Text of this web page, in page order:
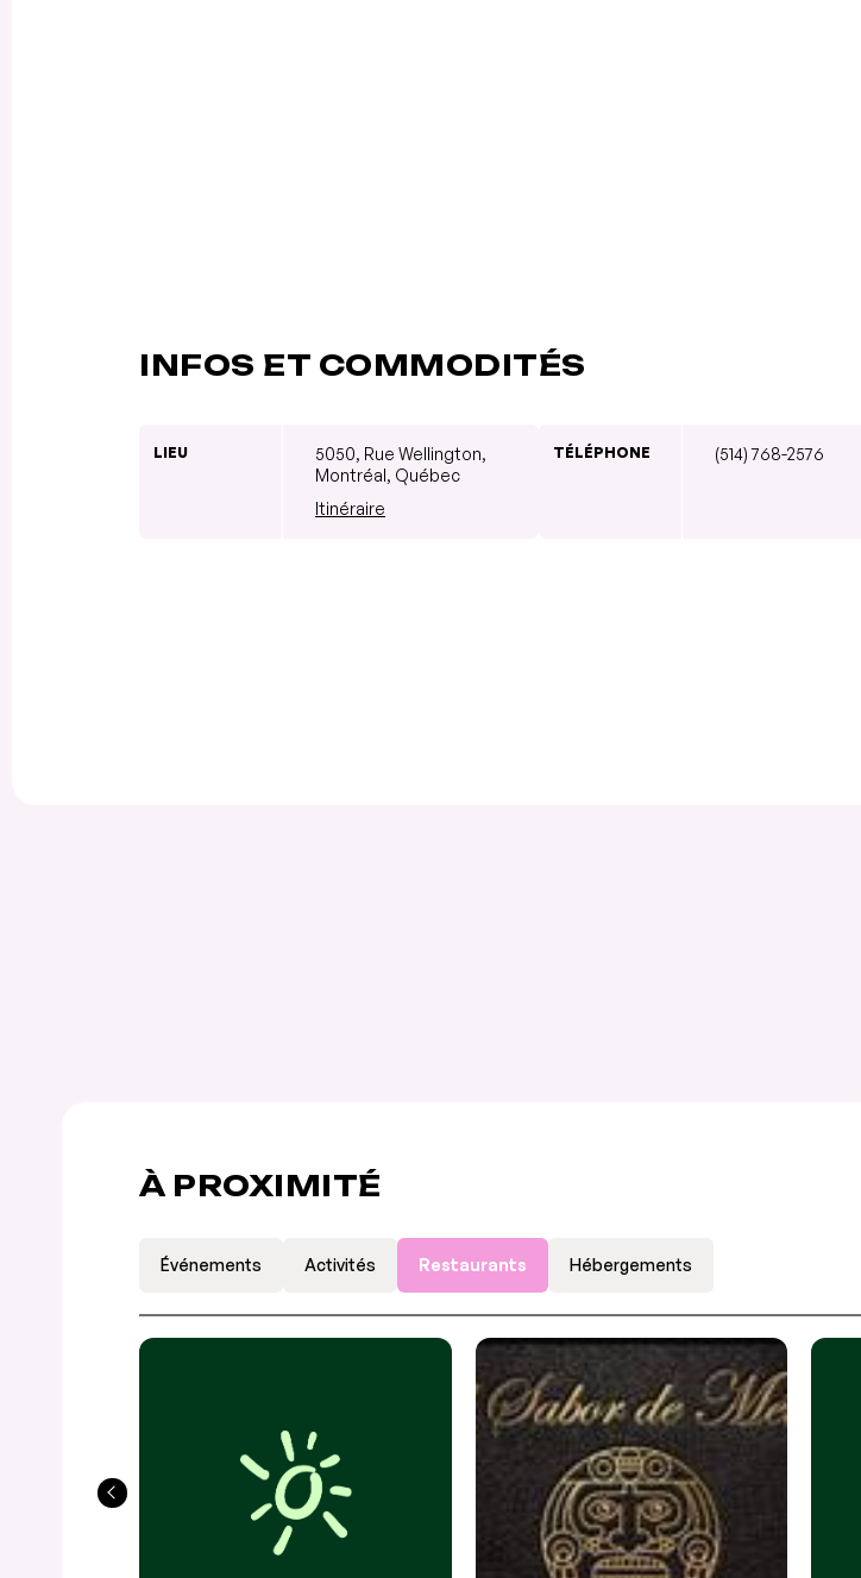
INFOS ET COMMODITÉS
LIEU
5050, Rue Wellington,
Montréal, Québec
Itinéraire
TÉLÉPHONE (514) 768-2576
À PROXIMITÉ
Événements Activités Restaurants Hébergements